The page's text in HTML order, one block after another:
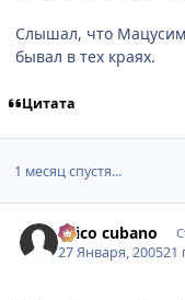
Слышал, что
бывал в тех краях.
Цитата
1 месяц спустя...
chico cubano
27 Января, 200521